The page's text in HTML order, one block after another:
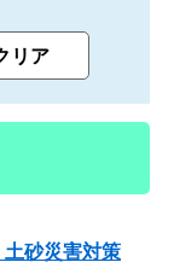
砂災害対策